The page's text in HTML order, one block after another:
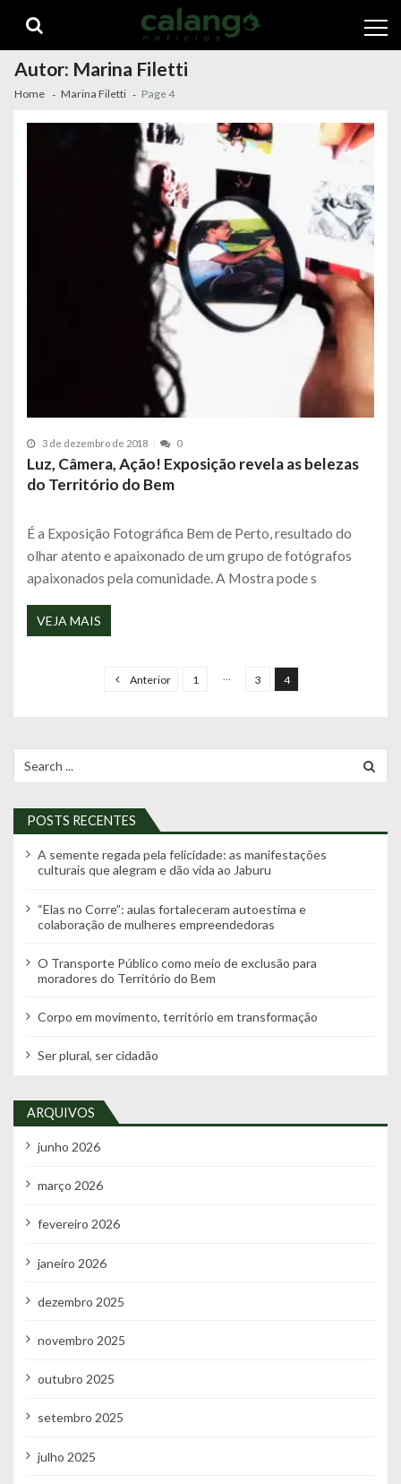
navigation
content
Autor: Marina Filetti
Home Marina Filetti Page 4
3 de dezembro de 2018 0
Luz, Câmera, Ação! Exposição revela as belezas
do Território do Bem
É a Exposição Fotográfica Bem de Perto, resultado do
olhar atento e apaixonado de um grupo de fotógrafos
apaixonados pela comunidade. A Mostra pode s
VEJA MAIS
g
a
ç
ã
o
o
p
o
s
s
Anterior 1 3 4
for:
POSTS RECENTES
A semente regada pela felicidade: as manifestações
culturais que alegram e dão vida ao Jaburu
“Elas no Corre”: aulas fortaleceram autoestima e
colaboração de mulheres empreendedoras
O Transporte Público como meio de exclusão para
moradores do Território do Bem
Corpo em movimento, território em transformação
Ser plural, ser cidadão
ARQUIVOS
junho 2026
março 2026
fevereiro 2026
janeiro 2026
dezembro 2025
novembro 2025
outubro 2025
setembro 2025
julho 2025